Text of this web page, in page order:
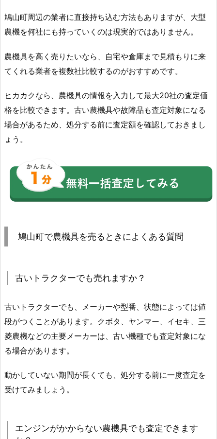
鳩山町周辺の業者に直接持ち込む方法もありますが、大型
農機を何社にも持っていくのは現実的ではありません。
農機具を高く売りたいなら、自宅や倉庫まで見積もりに来
てくれる業者を複数社比較するのがおすすめです。
ヒカカクなら、農機具の情報を入力して最大20社の査定価
格を比較できます。古い農機具や故障品も査定対象になる
場合があるため、処分する前に査定額を確認しておきまし
ょう。
鳩山町で農機具を売るときによくある質問
古いトラクターでも売れますか？
古いトラクターでも、メーカーや型番、状態によっては値
段がつくことがあります。クボタ、ヤンマー、イセキ、三
菱農機などの主要メーカーは、古い機種でも査定対象にな
る場合があります。
動かしていない期間が長くても、処分する前に一度査定を
受けてみましょう。
エンジンがかからない農機具でも査定できます